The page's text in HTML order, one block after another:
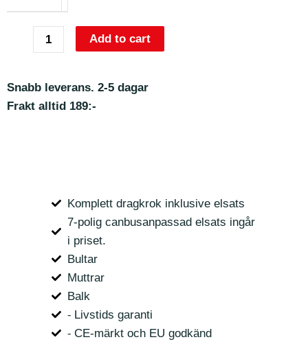
Add to cart
Snabb leverans. 2-5 dagar
Frakt alltid 189:-
Komplett dragkrok inklusive elsats
7-polig canbusanpassad elsats ingår
i priset.
Bultar
Muttrar
Balk
⁃ Livstids garanti
⁃ CE-märkt och EU godkänd